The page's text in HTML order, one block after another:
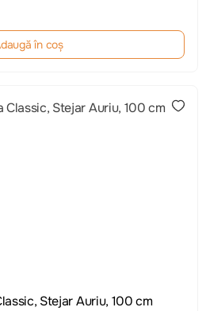
în coș
Stejar Auriu, 100 cm